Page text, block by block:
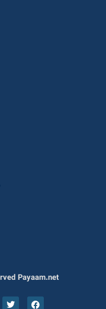
Copyright © 2023, All Rights Reserved Payaam.net